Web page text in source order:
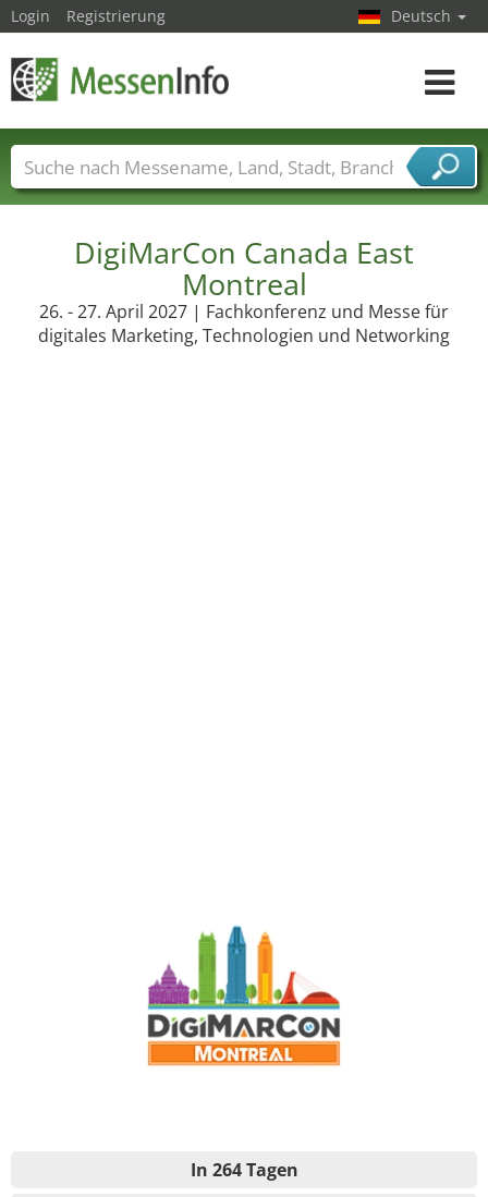
DigiMarCon Canada East
Montreal
26. - 27. April 2027 | Fachkonferenz und Messe für
digitales Marketing, Technologien und Networking
In 264 Tagen
Login Registrierung Deutsch
Toggle
Messenamen Länder Städte
Branchen